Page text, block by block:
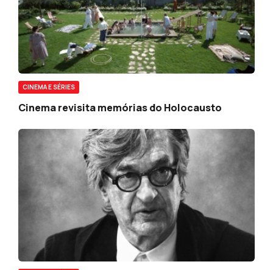
CINEMA E SÉRIES
Cinema revisita memórias do Holocausto